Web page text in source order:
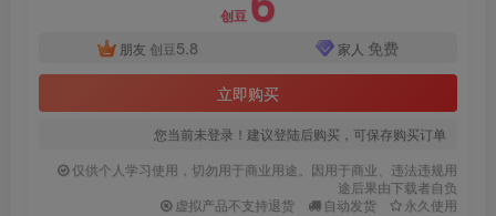
创豆
朋友 创豆 5.8 家人 免费
立即购买
您当前未登录！建议登陆后购买，可保存购买订单
仅供个人学习使用，切勿用于商业用途。因用于商业、违法违规用
途后果由下载者自负
虚拟产品不支持退货
自动发货 永久使用